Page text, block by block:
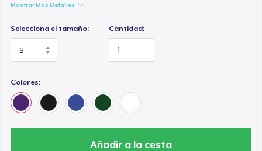
Mostrar Más Detalles
Selecciona el tamaño: Cantidad:
Colores:
Añadir a la cesta